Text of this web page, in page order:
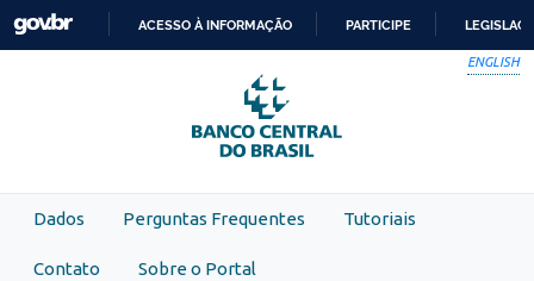
Skip to main content
PARA
O
CONTEÚDO
ACESSO À INFORMAÇÃO PARTICIPE
ENGLISH
Dados Perguntas Frequentes Tutoriais
Contato Sobre o Portal